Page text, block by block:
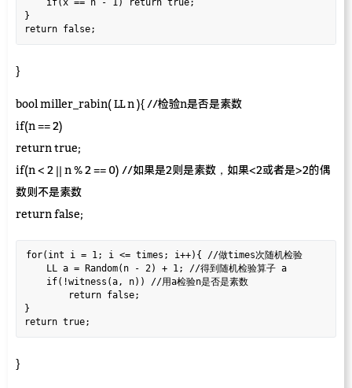
    if(x == n - 1) return true;
}
}
bool miller_rabin( LL n ){ //检验n是否是素数
if(n == 2)
return true;
if(n < 2 || n % 2 == 0) //如果是2则是素数，如果<2或者是>2的偶
数则不是素数
return false;
for(int i = 1; i <= times; i++){ //做times次随机检验
    LL a = Random(n - 2) + 1; //得到随机检验算子 a
    if(!witness(a, n)) //用a检验n是否是素数
        return false;
}
}